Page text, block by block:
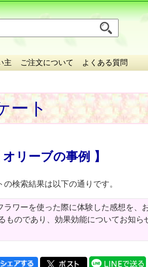
主 ご注文について よくある質問
ート
リーブの事例 】
検索結果は以下の通りです。
ワーを使った際に体験した感想を、
ものであり、効果効能についてお知